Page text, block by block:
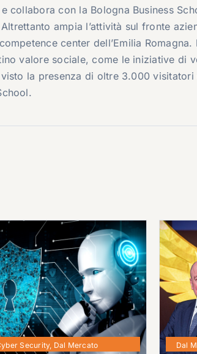
collabora con la Bologna Business
ampia l’attività sul fronte
center dell’Emilia Romagna.
valore sociale, come le iniziative di
la presenza di oltre 3.000
Security, Dal Mercato Dal